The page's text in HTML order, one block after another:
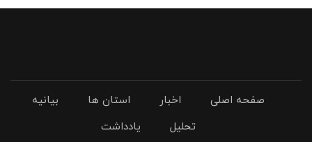
صفحه اصلی اخبار استان ها
بیانیه
تحلیل
یادداشت